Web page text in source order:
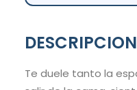
DESCRIPCION
Te duele tanto la